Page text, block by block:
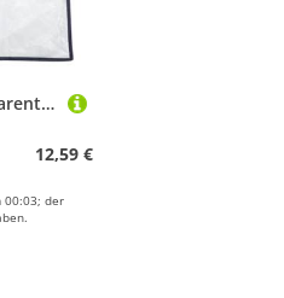
Gogogmee Große Transparente PVC-zeichenbrett-Tasche mit Tragegriff Robuster Aufbewahrungsbeutel für Künstler Vielseitiger Organizer für Dokumente Poster und Malutensilien Leicht und
12,59 €
00:03; der